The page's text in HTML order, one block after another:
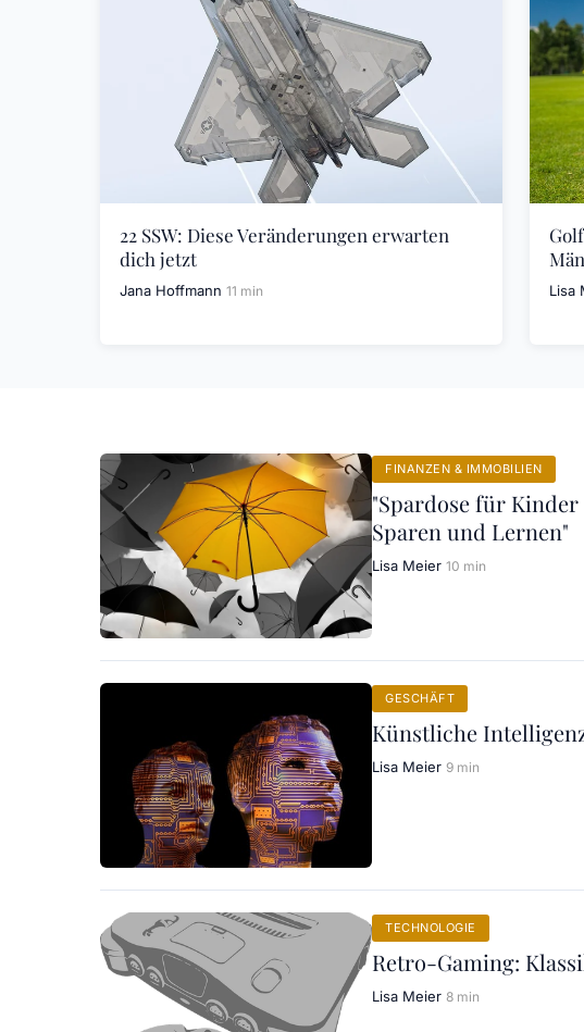
22 SSW: Diese Veränderungen erwarten
dich jetzt
Jana Hoffmann 11 min Lisa
FINANZEN & IMMOBILIEN
"Spardose für Kinder
Sparen und Lernen"
Lisa Meier 10 min
GESCHÄFT
Künstliche
Lisa Meier 9 min
TECHNOLOGIE
Retro-Gaming:
Lisa Meier 8 min